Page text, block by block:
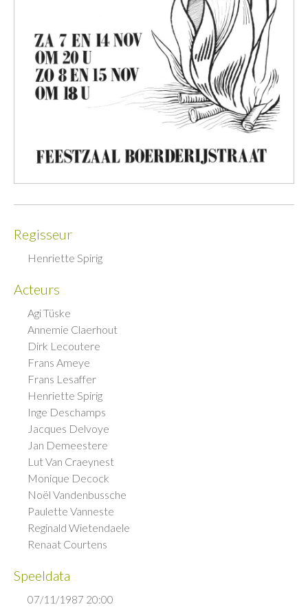
Regisseur
Henriette Spirig
Acteurs
Agi Tüske
Annemie Claerhout
Dirk Lecoutere
Frans Ameye
Frans Lesaffer
Henriette Spirig
Inge Deschamps
Jacques Delvoye
Jan Demeestere
Lut Van Craeynest
Monique Decock
Noël Vandenbussche
Paulette Vanneste
Reginald Wietendaele
Renaat Courtens
Speeldata
07/11/1987 20:00